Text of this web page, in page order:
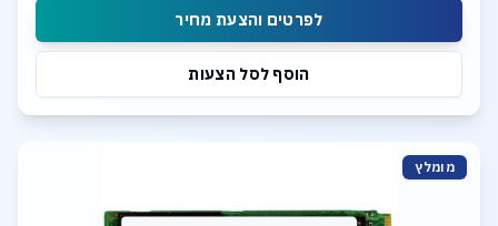
לפרטים והצעת מחיר
הוסף לסל הצעות
מומלץ